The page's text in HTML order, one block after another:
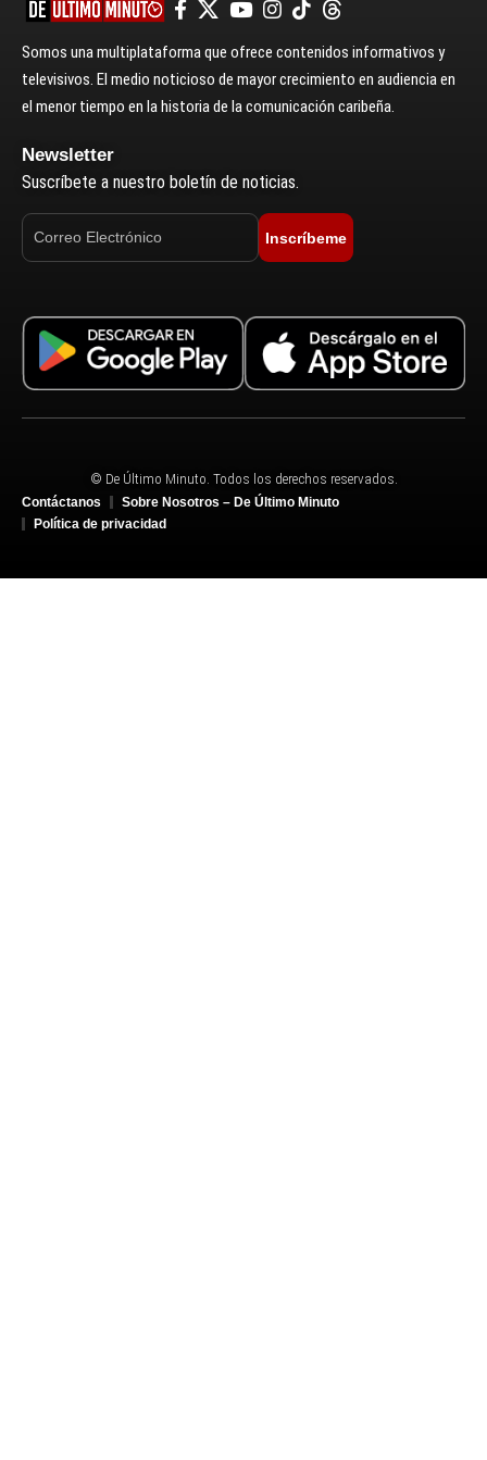
Somos una multiplataforma que ofrece contenidos informativos y
televisivos. El medio noticioso de mayor crecimiento en audiencia en
el menor tiempo en la historia de la comunicación caribeña.
Newsletter
Suscríbete a nuestro boletín de noticias.
Inscríbeme
© De Último Minuto. Todos los derechos reservados.
Contáctanos
Sobre Nosotros – De Último Minuto
Política de privacidad